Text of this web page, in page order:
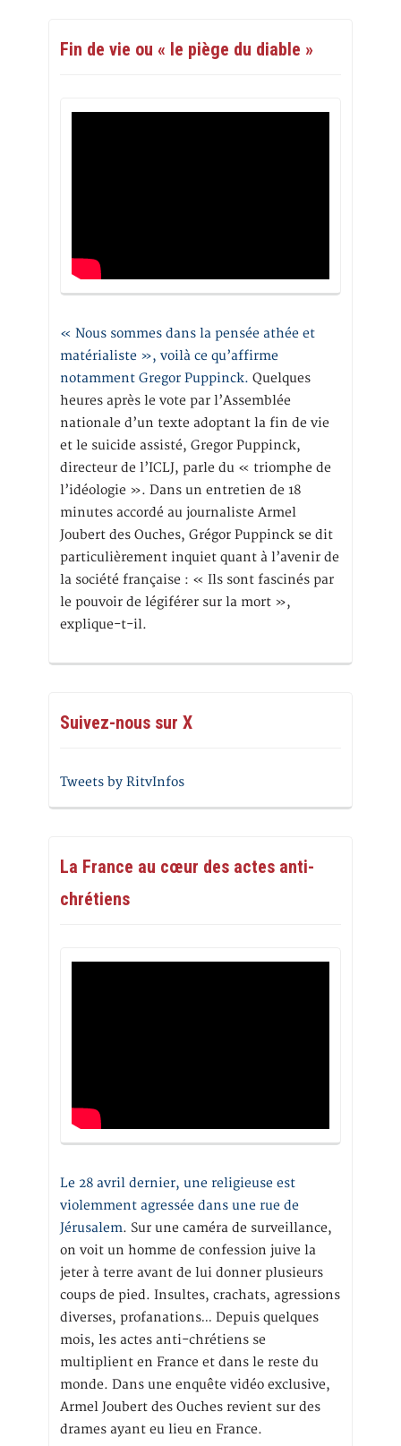
Fin de vie ou « le piège du diable »
« Nous sommes dans la pensée athée et
matérialiste », voilà ce qu’affirme
notamment Gregor Puppinck. Quelques
heures après le vote par l’Assemblée
nationale d’un texte adoptant la fin de vie
et le suicide assisté, Gregor Puppinck,
directeur de l’ICLJ, parle du « triomphe de
l’idéologie ». Dans un entretien de 18
minutes accordé au journaliste Armel
Joubert des Ouches, Grégor Puppinck se dit
particulièrement inquiet quant à l’avenir de
la société française : « Ils sont fascinés par
le pouvoir de légiférer sur la mort »,
explique-t-il.
Suivez-nous sur X
Tweets by RitvInfos
La France au cœur des actes anti-
chrétiens
Le 28 avril dernier, une religieuse est
violemment agressée dans une rue de
Jérusalem. Sur une caméra de surveillance,
on voit un homme de confession juive la
jeter à terre avant de lui donner plusieurs
coups de pied. Insultes, crachats, agressions
diverses, profanations… Depuis quelques
mois, les actes anti-chrétiens se
multiplient en France et dans le reste du
monde. Dans une enquête vidéo exclusive,
Armel Joubert des Ouches revient sur des
drames ayant eu lieu en France.